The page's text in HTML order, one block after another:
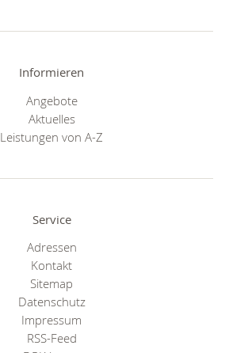
Informieren
Angebote
Aktuelles
Leistungen von A-Z
Service
Adressen
Kontakt
Sitemap
Datenschutz
Impressum
RSS-Feed